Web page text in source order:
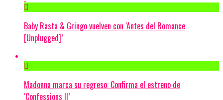
Baby Rasta & Gringo vuelven con ‘Antes del Romance
[Unplugged]’
Madonna marca su regreso: Confirma el estreno de
‘Confessions II’